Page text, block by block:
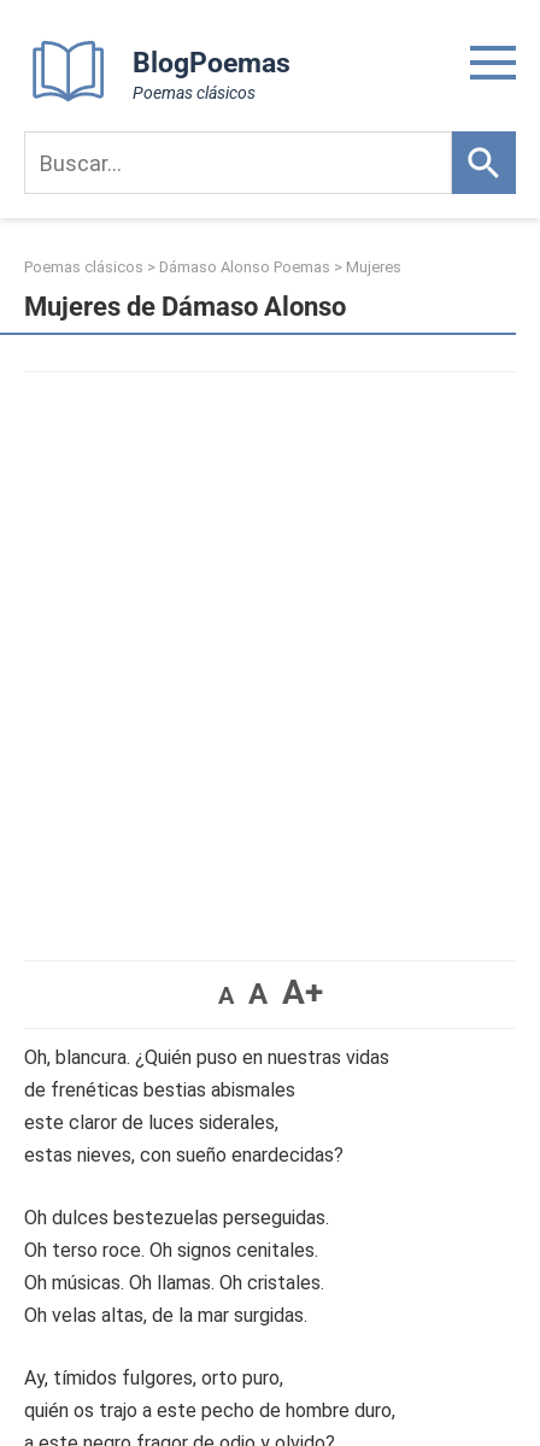
content
BlogPoemas
Poemas clásicos
Poemas clásicos > Dámaso Alonso Poemas > Mujeres
Mujeres de Dámaso Alonso
A A A+
Oh, blancura. ¿Quién puso en nuestras vidas
de frenéticas bestias abismales
este claror de luces siderales,
estas nieves, con sueño enardecidas?
Oh dulces bestezuelas perseguidas.
Oh terso roce. Oh signos cenitales.
Oh músicas. Oh llamas. Oh cristales.
Oh velas altas, de la mar surgidas.
Ay, tímidos fulgores, orto puro,
quién os trajo a este pecho de hombre duro,